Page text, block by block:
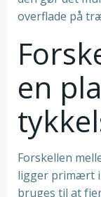
overflade på
en
Forskellen
ligger primært i
bruges til at